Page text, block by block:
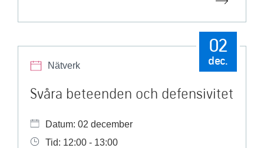
Nätverk
02
dec.
Svåra beteenden och defensivitet
Datum: 02 december
Tid: 12:00 - 13:00